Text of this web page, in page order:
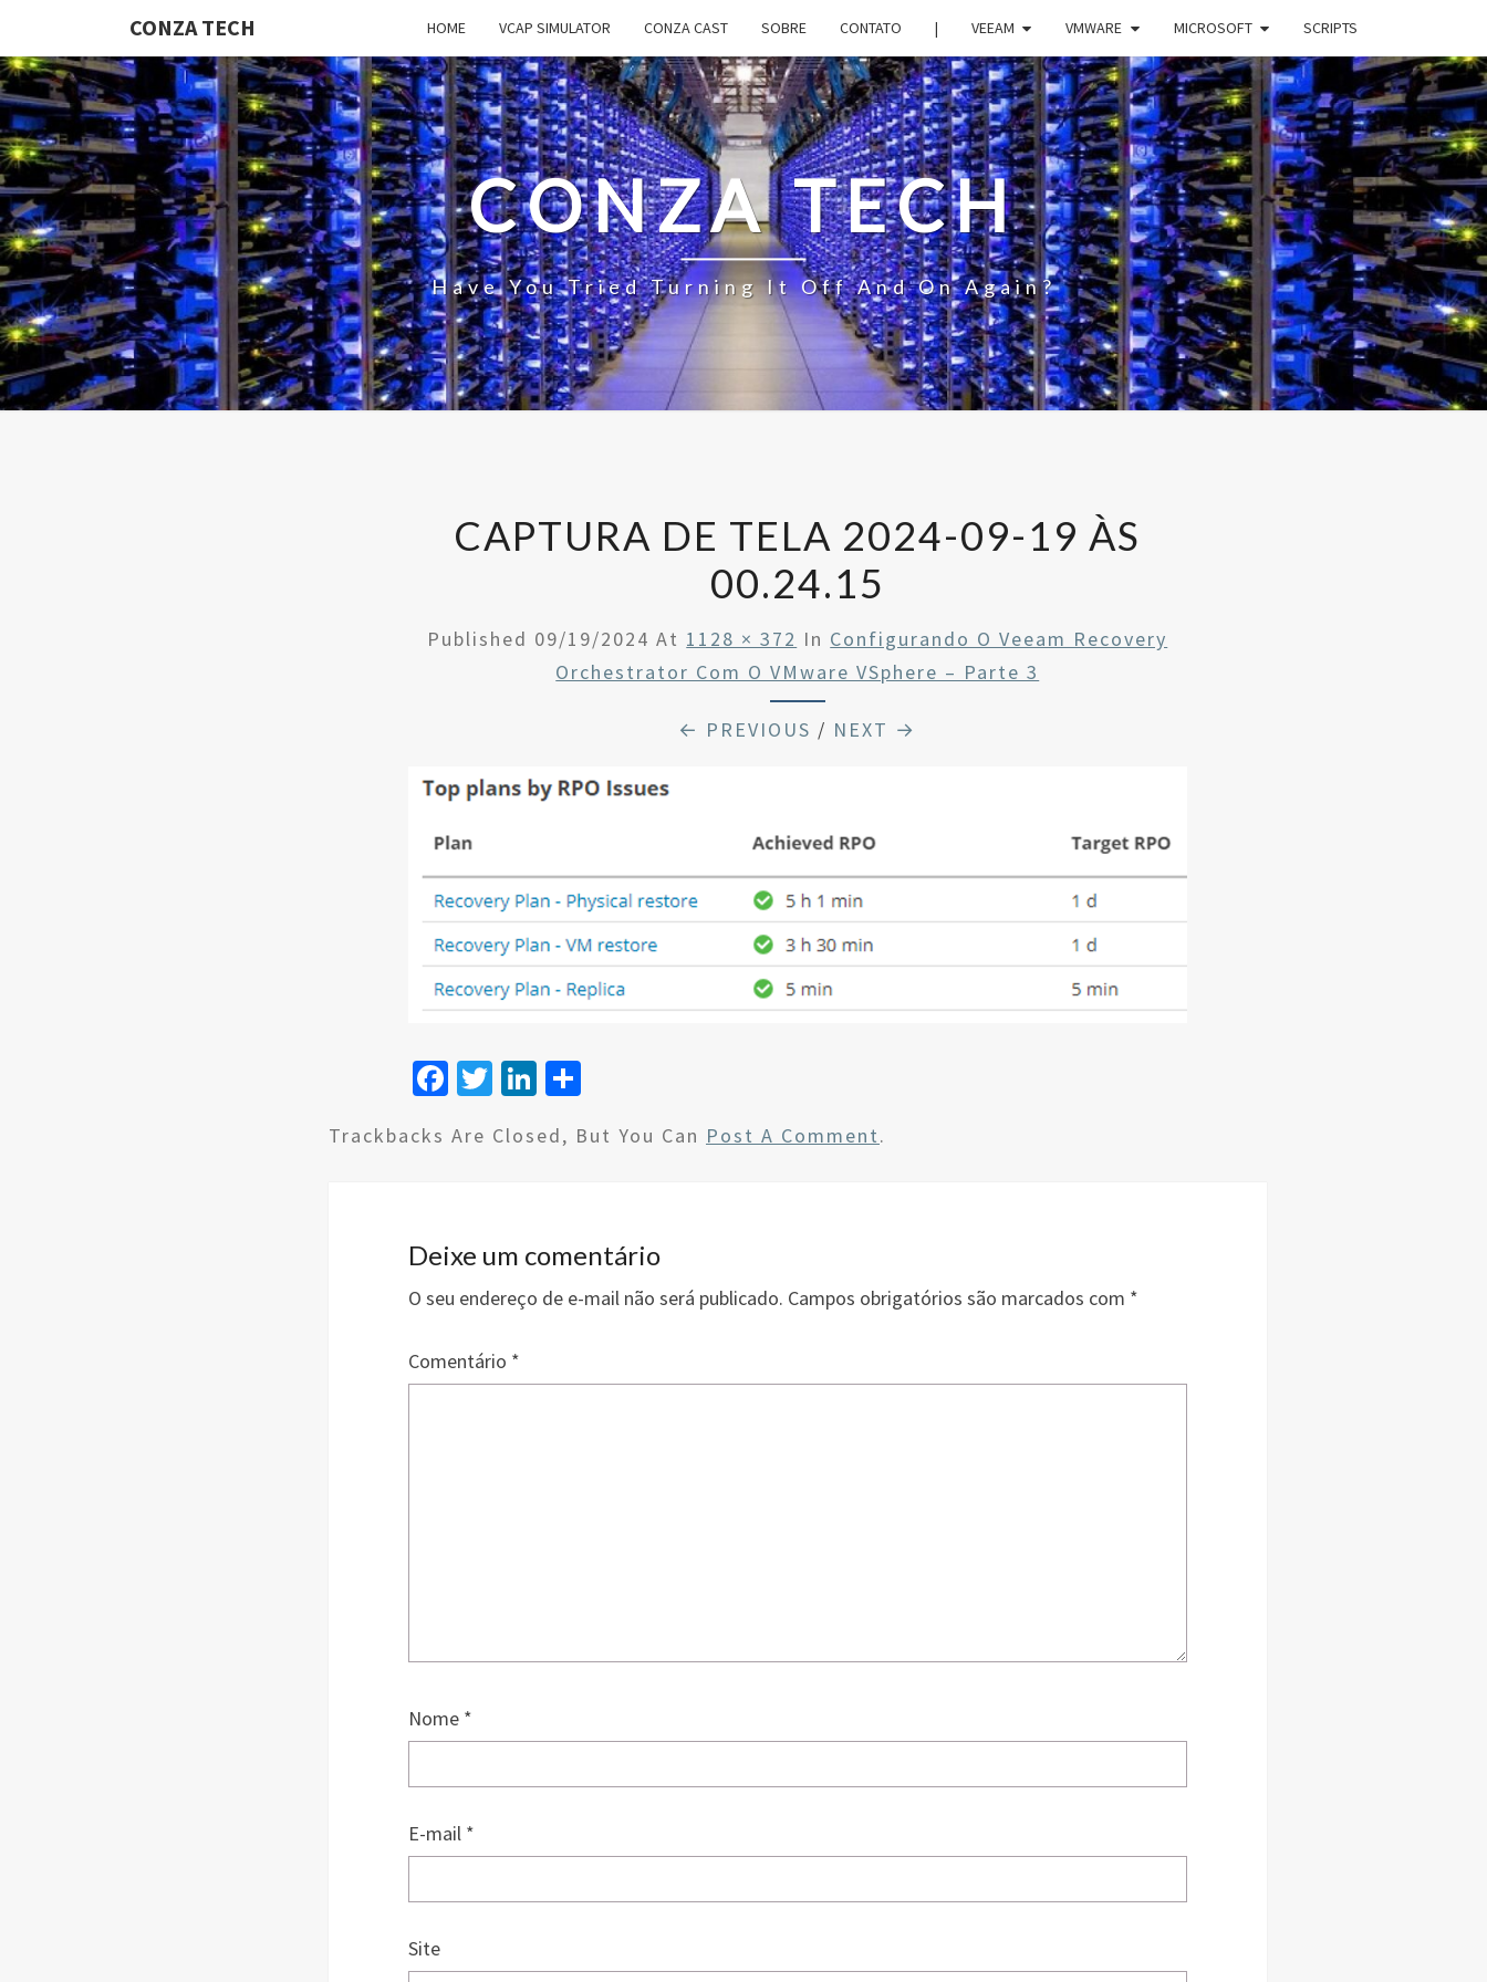
CONZA TECH HOME VCAP SIMULATOR CONZA CAST SOBRE CONTATO | VEEAM VMWARE MICROSOFT SCRIPTS
CONZA TECH
Have You Tried Turning It Off And On Again?
CAPTURA DE TELA 2024-09-19 ÀS
00.24.15
Published 09/19/2024 At 1128 × 372 In Configurando O Veeam Recovery
Orchestrator Com O VMware VSphere – Parte 3
← PREVIOUS / NEXT →
Fa
b
k
T
tt
Li
ke ar
Trackbacks Are Closed, But You Can Post A Comment.
Deixe um comentário
O seu endereço de e-mail não será publicado. Campos obrigatórios são marcados com *
Comentário *
Nome *
E-mail *
Site